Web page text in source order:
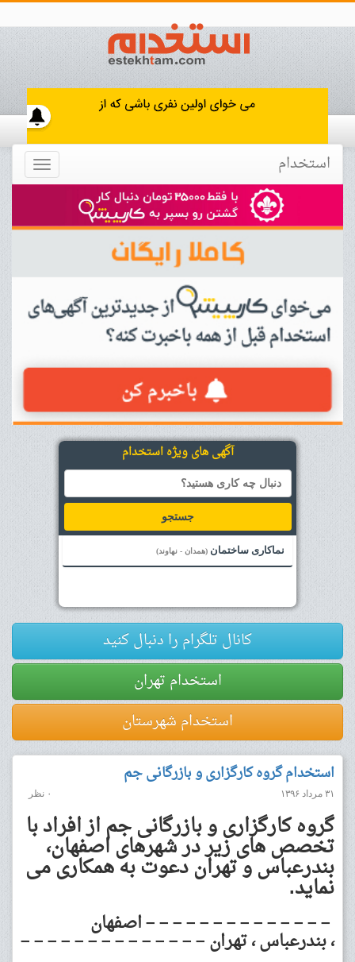
Toggle استخدام
آگهی های ویژه استخدام
جستجو
نماکاری ساختمان (همدان - نهاوند)
کانال تلگرام را دنبال کنید
استخدام تهران
استخدام شهرستان
استخدام گروه کارگزاری و بازرگانی جم
۳۱ مرداد ۱۳۹۶ ۰ نظر
گروه کارگزاری و بازرگانی جم از افراد با
تخصص های زیر در شهرهای اصفهان،
بندرعباس و تهران دعوت به همکاری می
نماید.
– – – – – – – – – – – – – – اصفهان
، بندرعباس ، تهران – – – – – – – – – – – – – –